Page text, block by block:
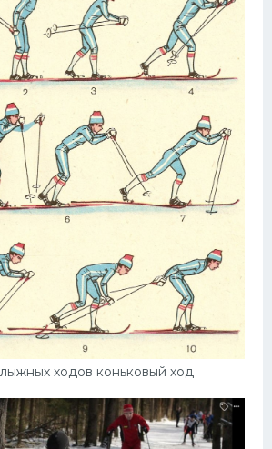
ходов коньковый ход